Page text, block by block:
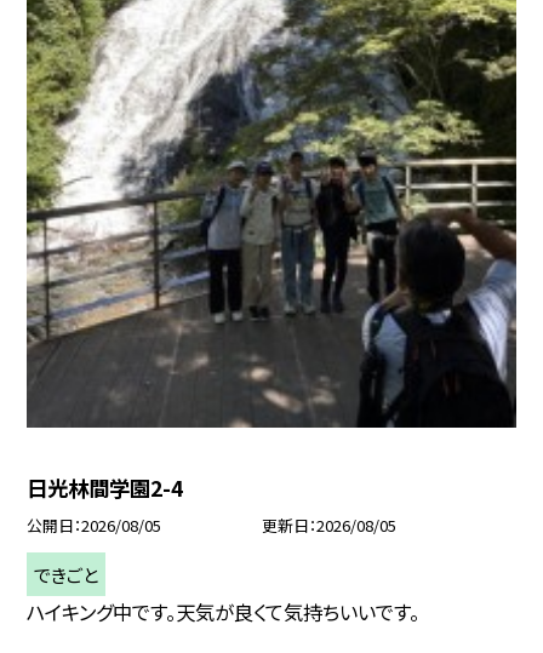
日光林間学園2-4
公開日 2026/08/05 更新日 2026/08/05
できごと
ハイキング中です。天気が良くて気持ちいいです。